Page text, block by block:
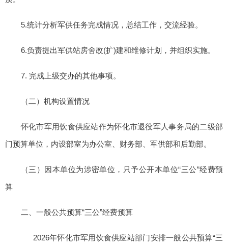
5.统计分析军供任务完成情况，总结工作，交流经验。
6.负责提出军供站房舍改(扩)建和维修计划，并组织实施。
7. 完成上级交办的其他事项。
（二）机构设置情况
怀化市军用饮食供应站作为怀化市退役军人事务局的二级部
门预算单位，内设部室为办公室、财务部、军供部和后勤部。
（三）因本单位为涉密单位，只予公开本单位“三公”经费预
算
二、一般公共预算“三公”经费预算
2026年怀化市军用饮食供应站部门安排一般公共预算“三